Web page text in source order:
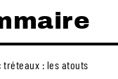
tréteaux : les atouts